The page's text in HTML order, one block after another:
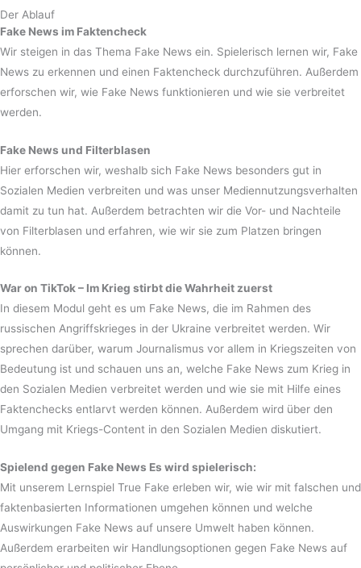
Der Ablauf
Fake News im Faktencheck
Wir steigen in das Thema Fake News ein. Spielerisch lernen wir, Fake
News zu erkennen und einen Faktencheck durchzuführen. Außerdem
erforschen wir, wie Fake News funktionieren und wie sie verbreitet
werden.
Fake News und Filterblasen
Hier erforschen wir, weshalb sich Fake News besonders gut in
Sozialen Medien verbreiten und was unser Mediennutzungsverhalten
damit zu tun hat. Außerdem betrachten wir die Vor- und Nachteile
von Filterblasen und erfahren, wie wir sie zum Platzen bringen
können.
War on TikTok – Im Krieg stirbt die Wahrheit zuerst
In diesem Modul geht es um Fake News, die im Rahmen des
russischen Angriffskrieges in der Ukraine verbreitet werden. Wir
sprechen darüber, warum Journalismus vor allem in Kriegszeiten von
Bedeutung ist und schauen uns an, welche Fake News zum Krieg in
den Sozialen Medien verbreitet werden und wie sie mit Hilfe eines
Faktenchecks entlarvt werden können. Außerdem wird über den
Umgang mit Kriegs-Content in den Sozialen Medien diskutiert.
Spielend gegen Fake News Es wird spielerisch:
Mit unserem Lernspiel True Fake erleben wir, wie wir mit falschen und
faktenbasierten Informationen umgehen können und welche
Auswirkungen Fake News auf unsere Umwelt haben können.
Außerdem erarbeiten wir Handlungsoptionen gegen Fake News auf